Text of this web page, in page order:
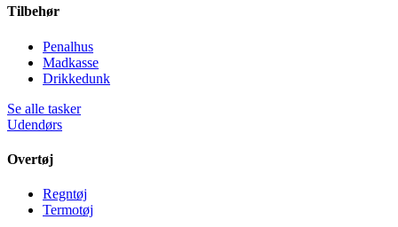
Tilbehør
Penalhus
Madkasse
Drikkedunk
Se alle tasker
Udendørs
Overtøj
Regntøj
Termotøj